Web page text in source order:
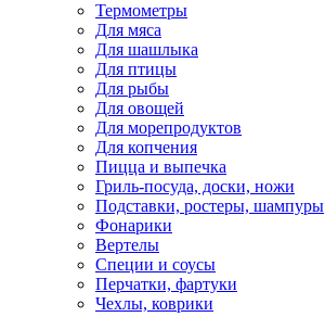
Термометры
Для мяса
Для шашлыка
Для птицы
Для рыбы
Для овощей
Для морепродуктов
Для копчения
Пицца и выпечка
Гриль-посуда, доски, ножи
Подставки, ростеры, шампуры
Фонарики
Вертелы
Специи и соусы
Перчатки, фартуки
Чехлы, коврики